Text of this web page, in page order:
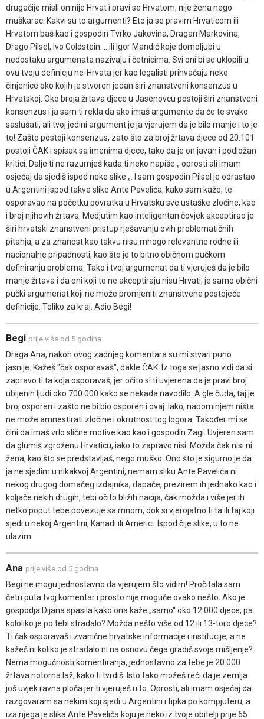
drugačije misli on nije Hrvat i pravi se Hrvatom, nije žena nego
muškarac. Kakvi su to argumenti? Eto ja se pravim Hrvaticom ili
Hrvatom baš kao i gospodin Tvrko Jakovina, Dragan Markovina,
Drago Pilsel, Ivo Goldstein.... ili Igor Mandić koje domoljubi u
nedostaku argumenata nazivaju i četnicima. Svi oni bi se uklopili u
ovu tvoju definicju ne-Hrvata jer kao legalisti prihvaćaju neke
činjenice oko kojih je stvoren jedan širi znanstveni konsenzus u
Hrvatskoj. Oko broja žrtava djece u Jasenovcu postoji širi znanstveni
konsenzus i ja sam ti rekla da ako imaš argumente da će te svako
saslušati, ali tvoj jedini argument je ja vjerujem da je bilo manje i to je
to! Zašto postoji konsenzus, zato što za broj žrtava djece od 20.101
postoji ČAK i spisak sa imenima djece, tako da je on javan i podložan
kritici. Dalje ti ne razumješ kada ti neko napiše „ oprosti ali imam
osjećaj da sjediš ispod neke slike „. I sam gospodin Pilsel je odrastao
u Argentini ispod takve slike Ante Pavelića, kako sam kaže, te
osporavao na početku povratka u Hrvatsku sve ustaške zločine, kao
i broj njihovih žrtava. Medjutim kao inteligentan čovjek akceptirao je
širi hrvatski znanstveni pristup rješavanju ovih problematičnih
pitanja, a za znanost kao takvu nisu mnogo relevantne rodne ili
nacionalne pripadnosti, kao što je to bitno običnom pučkom
definiranju problema. Tako i tvoj argumenat da ti vjeruješ da je bilo
manje žrtava i da oni koji to ne akceptiraju nisu Hrvati, je samo obični
pučki argumenat koji ne može promjeniti znanstvene postojeće
definicije. Toliko za kraj. Adio Begi!
Begi prije više od 5 godina
Draga Ana, nakon ovog zadnjeg komentara su mi stvari puno
jasnije. Kažeš "čak osporavaš", dakle ČAK. Iz toga se jasno vidi da si
zapravo ti ta koja osporavaš, jer očito si ti uvjerena da je pravi broj
ubijenih ljudi oko 700.000 kako se nekada navodilo. A gle čuda, taj je
broj osporen i zašto ne bi bio osporen i ovaj. Iako, napominjem ništa
ne može amnestirati zločine i okrutnost tog logora. Također mi se
čini da imaš vrlo slične motive kao kao i gospodin Zagi. Uvjeren sam
da glumiš zgroženu Hrvaticu, iako to zapravo nisi. Možda čak nisi ni
žena, kao što se predstavljaš, nego muško. Ono što je sigurno je da
ja ne sjedim u nikakvoj Argentini, nemam sliku Ante Pavelića ni
nekog drugog domaćeg izdajnika, dapače, prezirem ih jednako kao i
koljače nekih drugih, tebi očito bližih nacija, čak možda i više jer ih
netko poput tebe povezuje sa mnom, dok si vjerojatno ti ta ili taj koji
sjedi u nekoj Argentini, Kanadi ili Americi. Ispod čije slike, u to ne
ulazim.
Ana prije više od 5 godina
Begi ne mogu jednostavno da vjerujem što vidim! Pročitala sam
četri puta tvoj komentar i prosto nije moguće ovako nešto. Ako je
gospodja Dijana spasila kako ona kaže „samo“ oko 12 000 djece, pa
kololiko je po tebi stradalo? Možda nešto više od 12 ili 13-toro djece?
Ti čak osporavaš i zvanične hrvatske informacije i institucije, a ne
kažeš ni koliko je stradalo ni na osnovu čega gradiš svoje mišljenje?
Nema mogućnosti komentiranja, jednostavno za tebe je 20 000
žrtava notorna laž, kako ti tvrdiš. Isto tako možeš reći da je zemlja
još uvjek ravna ploča jer ti vjeruješ u to. Oprosti, ali imam osjećaj da
razgovaram sa nekim koji sjedi u Argentini i tipka po kompjuteru, a
iza njega je slika Ante Pavelića koju je neko iz tvoje obitelji prije 65